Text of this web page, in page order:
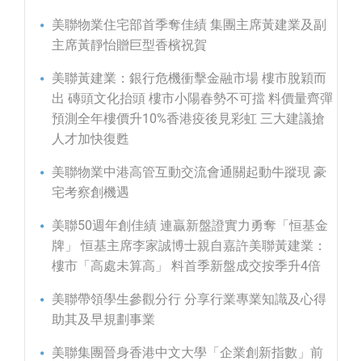
美聯物業住宅部首季奪佳績 集團主席黃建業及副
主席黃靜怡贈巨型香檳祝賀
美聯黃建業：銀行危機衝擊金融市場 樓市脫穎而
出 磚頭文化抬頭 樓市小陽春勢不可擋 料價量齊彈
預測全年樓價升10%香港疫後見彩虹 三大建議搶
人才加快復甦
美聯物業中港高管互動交流會通關起動牛蹤現 豪
宅考察創機遇
美聯50週年創佳績 連贏新盤證實力勇奪「恒基金
牌」 恒基主席李家誠博士親自嘉許美聯黃建業：
樓市「高處未算高」 料首季新盤成交按季升4倍
美聯帶領學生參觀分行 分享行業專業知識及心得
助其及早規劃事業
美聯集團晉身香港中文大學「企業創新指數」前